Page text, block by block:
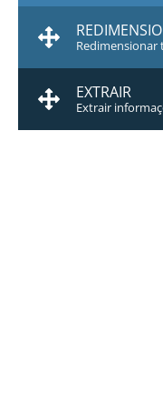
Redimensionar
EXTRAIR
Extrair